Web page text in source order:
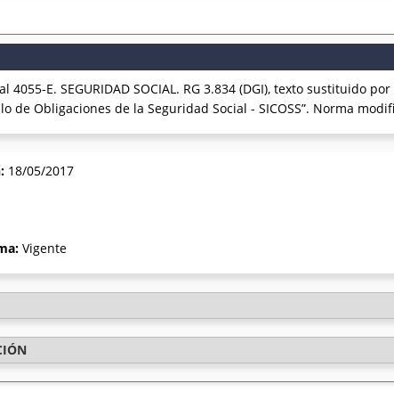
4055-E. SEGURIDAD SOCIAL. RG 3.834 (DGI), texto sustituido
de Obligaciones de la Seguridad Social - SICOSS”. Norma
18/05/2017
Vigente